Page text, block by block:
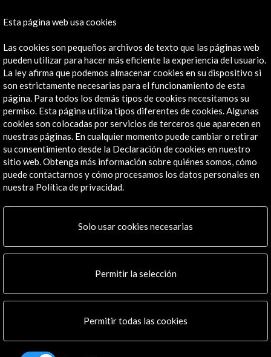
Contacta
info@accioncultural.es
+34 91 700 4000
José Abascal, 4 - 4º
28003 Madrid, España
Canales de contacto
Explora
Institucional
Residencias
Noticias
Boletín digital
Logo y crédito a AC/E
Esta página web usa cookies
Las cookies son pequeños archivos de texto que las páginas web
pueden utilizar para hacer más eficiente la experiencia del usuario.
La ley afirma que podemos almacenar cookies en su dispositivo si
son estrictamente necesarias para el funcionamiento de esta
página. Para todos los demás tipos de cookies necesitamos su
permiso. Esta página utiliza tipos diferentes de cookies. Algunas
cookies son colocadas por servicios de terceros que aparecen en
nuestras páginas. En cualquier momento puede cambiar o retirar
su consentimiento desde la Declaración de cookies en nuestro
sitio web. Obtenga más información sobre quiénes somos, cómo
puede contactarnos y cómo procesamos los datos personales en
nuestra Política de privacidad.
Solo usar cookies necesarias
Permitir la selección
Permitir todas las cookies